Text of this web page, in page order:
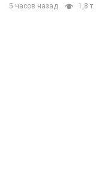
5 часов назад 1,8 т.